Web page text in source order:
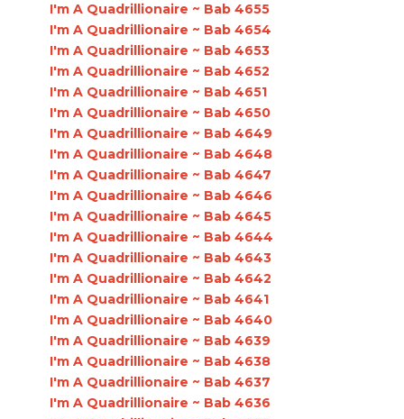
I'm A Quadrillionaire ~ Bab 4655
I'm A Quadrillionaire ~ Bab 4654
I'm A Quadrillionaire ~ Bab 4653
I'm A Quadrillionaire ~ Bab 4652
I'm A Quadrillionaire ~ Bab 4651
I'm A Quadrillionaire ~ Bab 4650
I'm A Quadrillionaire ~ Bab 4649
I'm A Quadrillionaire ~ Bab 4648
I'm A Quadrillionaire ~ Bab 4647
I'm A Quadrillionaire ~ Bab 4646
I'm A Quadrillionaire ~ Bab 4645
I'm A Quadrillionaire ~ Bab 4644
I'm A Quadrillionaire ~ Bab 4643
I'm A Quadrillionaire ~ Bab 4642
I'm A Quadrillionaire ~ Bab 4641
I'm A Quadrillionaire ~ Bab 4640
I'm A Quadrillionaire ~ Bab 4639
I'm A Quadrillionaire ~ Bab 4638
I'm A Quadrillionaire ~ Bab 4637
I'm A Quadrillionaire ~ Bab 4636